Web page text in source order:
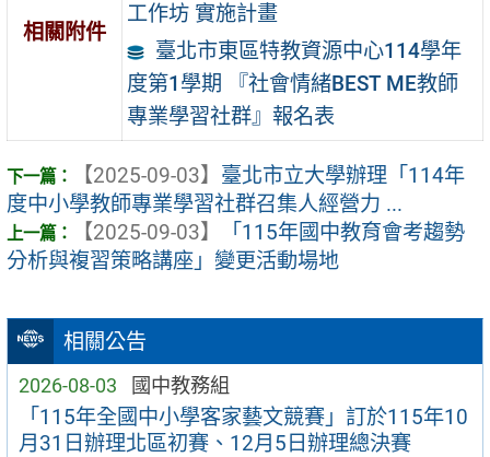
相關公告
2026-08-03 國中教務組
「115年全國中小學客家藝文競賽」訂於115年10
月31日辦理北區初賽、12月5日辦理總決賽
相關附件
工作坊 實施計畫
臺北市東區特教資源中心114學年
度第1學期 『社會情緒BEST ME教師
專業學習社群』報名表
【2025-09-03】 臺北市立大學辦理「114年
度中小學教師專業學習社群召集人經營力 ...
【2025-09-03】
「115年國中教育會考趨勢
分析與複習策略講座」變更活動場地